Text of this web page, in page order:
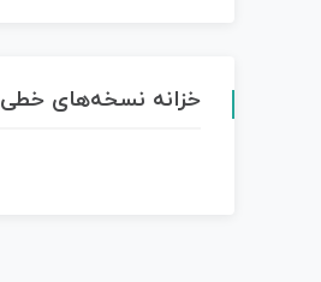
خزانه نسخه‌های خطی